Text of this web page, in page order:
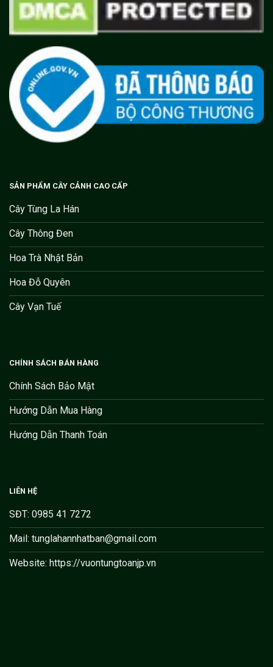
SẢN PHẨM CÂY CẢNH CAO CẤP
Cây Tùng La Hán
Cây Thông Đen
Hoa Trà Nhật Bản
Hoa Đỗ Quyên
Cây Vạn Tuế
CHÍNH SÁCH BÁN HÀNG
Chính Sách Bảo Mật
Hướng Dẫn Mua Hàng
Hướng Dẫn Thanh Toán
LIÊN HỆ
SĐT: 0985 41 7272
Mail: tunglahannhatban@gmail.com
Website: https://vuontungtoanjp.vn